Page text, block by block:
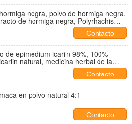
negra, polvo de hormiga negra,
de hormiga negra, Polyrhachis
Contacto
de epimedium icariin 98%, 100%
natural, medicina herbal de la
Contacto
en polvo natural 4:1
Contacto